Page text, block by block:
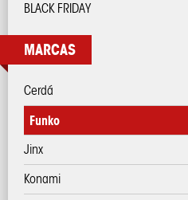
BLACK FRIDAY
MARCAS
Cerdá
Funko
Jinx
Konami